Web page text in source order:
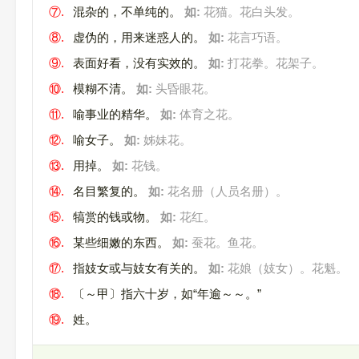
⑦.
混杂的，不单纯的。 如: 花猫。花白头发。
⑧.
虚伪的，用来迷惑人的。 如: 花言巧语。
⑨.
表面好看，没有实效的。 如: 打花拳。花架子。
⑩.
模糊不清。 如: 头昏眼花。
⑪.
喻事业的精华。 如: 体育之花。
⑫.
喻女子。 如: 姊妹花。
⑬.
用掉。 如: 花钱。
⑭.
名目繁复的。 如: 花名册（人员名册）。
⑮.
犒赏的钱或物。 如: 花红。
⑯.
某些细嫩的东西。 如: 蚕花。鱼花。
⑰.
指妓女或与妓女有关的。 如: 花娘（妓女）。花魁。
⑱.
〔～甲〕指六十岁，如“年逾～～。”
⑲.
姓。